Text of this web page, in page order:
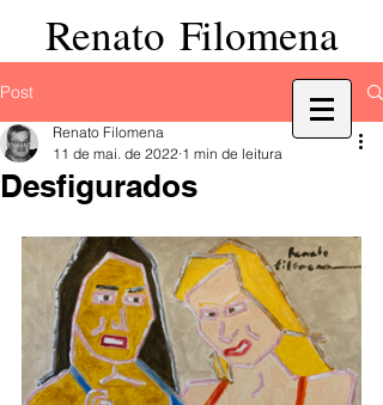
Renato Filomena
Post
Desfigurados
Renato Filomena
11 de mai. de 2022 1 min de leitura